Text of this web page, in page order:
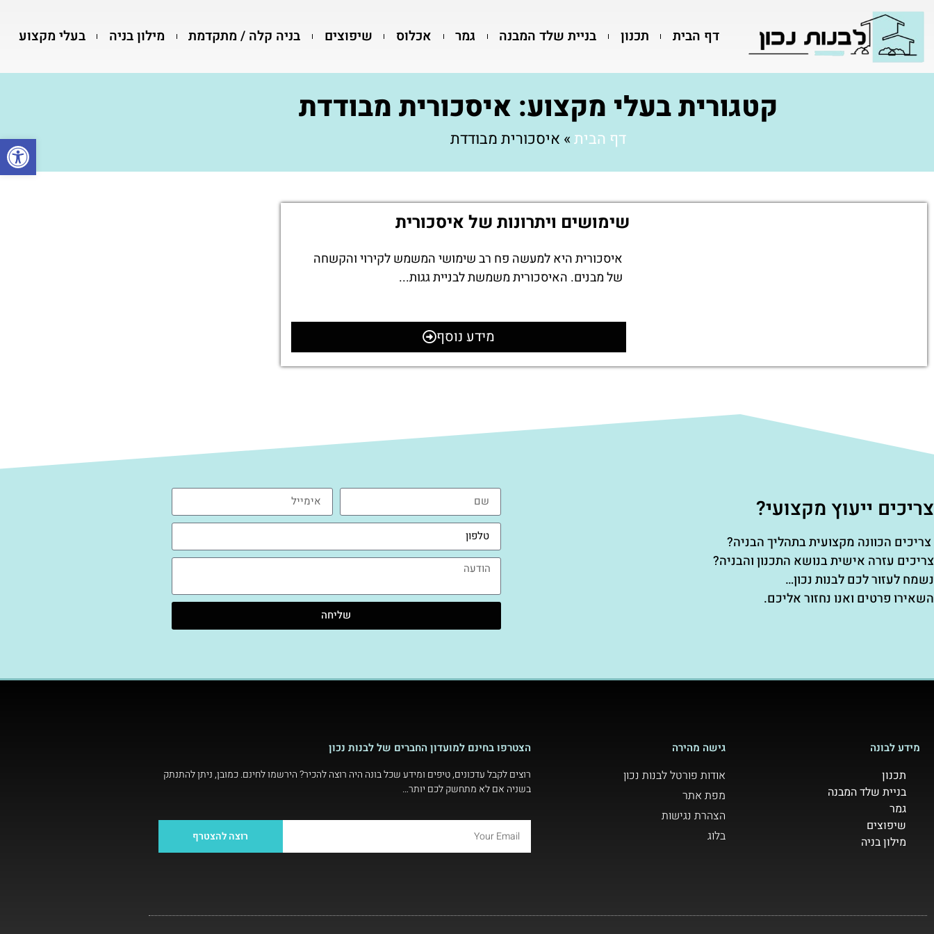
פתח
דף הבית תכנון בניית שלד המבנה גמר אכלוס שיפוצים בניה קלה / מתקדמת מילון בניה בעלי מקצוע
קטגורית בעלי מקצוע: איסכורית מבודדת
דף הבית» איסכורית מבודדת
שימושים ויתרונות של איסכורית
איסכורית היא למעשה פח רב שימושי המשמש לקירוי והקשחה
של מבנים. האיסכורית משמשת לבניית גגות...
מידע נוסף
צריכים ייעוץ מקצועי?
צריכים הכוונה מקצועית בתהליך הבניה?
צריכים עזרה אישית בנושא התכנון והבניה?
נשמח לעזור לכם לבנות נכון…
השאירו פרטים ואנו נחזור אליכם.
שליחה
מידע לבונה
תכנון
בניית שלד המבנה
גמר
שיפוצים
מילון בניה
גישה מהירה
אודות פורטל לבנות נכון
מפת אתר
הצהרת נגישות
בלוג
הצטרפו בחינם למועדון החברים של לבנות נכון
רוצים לקבל עדכונים, טיפים ומידע שכל בונה היה רוצה להכיר? הירשמו לחינם. כמובן, ניתן להתנתק
בשניה אם לא מתחשק לכם יותר…
רוצה להצטרף